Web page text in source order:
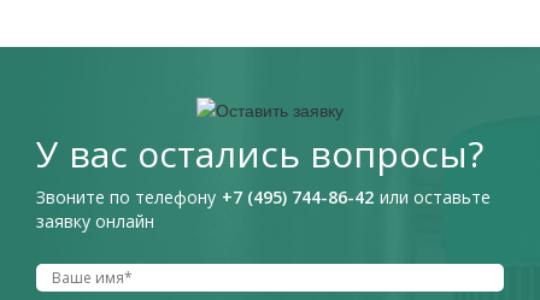
У вас остались вопросы?
Звоните по телефону +7 (495) 744-86-42 или оставьте
заявку онлайн